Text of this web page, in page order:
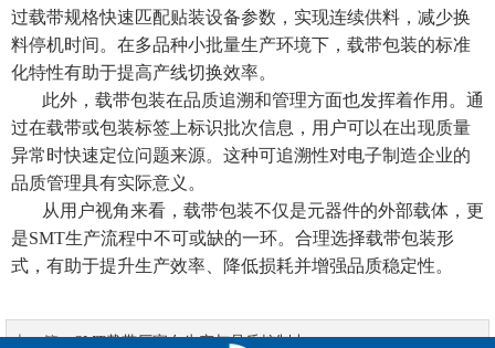
过载带规格快速匹配贴装设备参数，实现连续供料，减少换
料停机时间。在多品种小批量生产环境下，载带包装的标准
化特性有助于提高产线切换效率。
此外，载带包装在品质追溯和管理方面也发挥着作用。通
过在载带或包装标签上标识批次信息，用户可以在出现质量
异常时快速定位问题来源。这种可追溯性对电子制造企业的
品质管理具有实际意义。
从用户视角来看，载带包装不仅是元器件的外部载体，更
是SMT生产流程中不可或缺的一环。合理选择载带包装形
式，有助于提升生产效率、降低损耗并增强品质稳定性。
上一篇：SMT载带厂家在生产与品质控制中...